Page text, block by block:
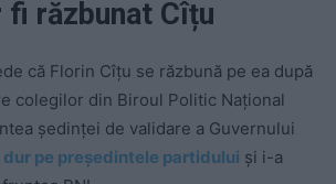
fi răzbunat Cîțu
că Florin Cîțu se răzbună pe ea după
colegilor din Biroul Politic Național
ședinței de validare a Guvernului
pe președintele partidului și i-a